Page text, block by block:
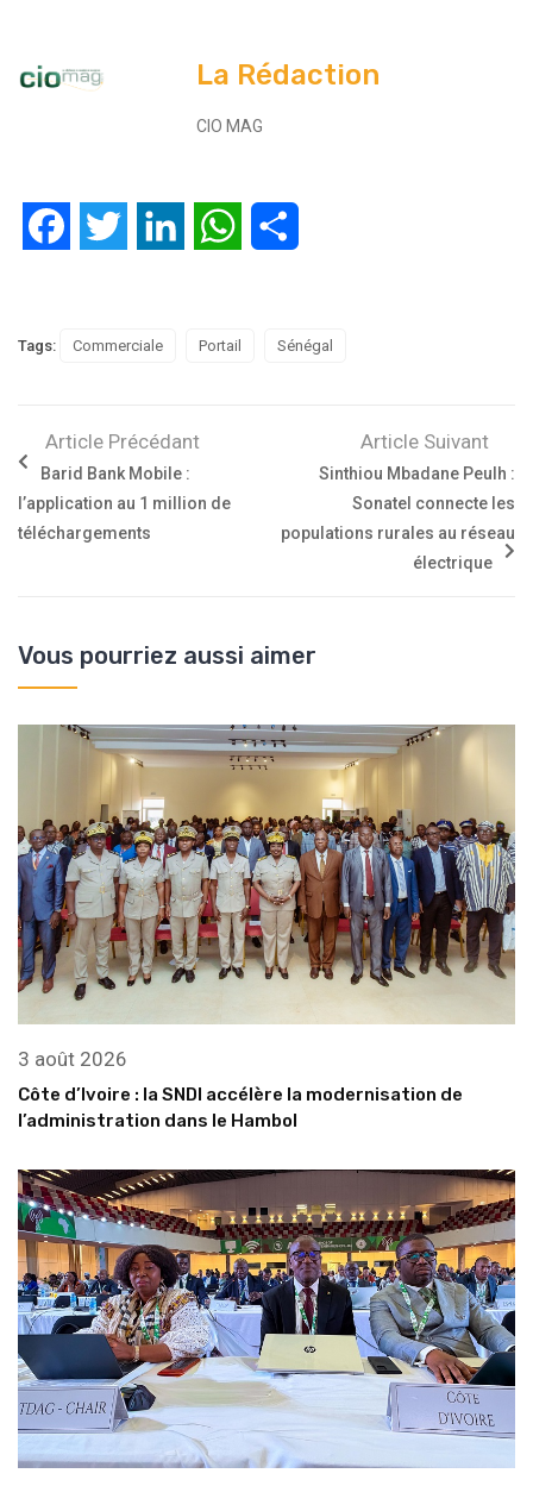
La Rédaction
CIO MAG
FacebookTwitter LinkedIn WhatsApp
Tags: Commerciale Portail Sénégal
Article Précédant
Barid Bank Mobile :
l’application au 1 million de
téléchargements
Article Suivant
Sinthiou Mbadane Peulh :
Sonatel connecte les
populations rurales au réseau
électrique
Vous pourriez aussi aimer
3 août 2026
Côte d’Ivoire : la SNDI accélère la modernisation de
l’administration dans le Hambol